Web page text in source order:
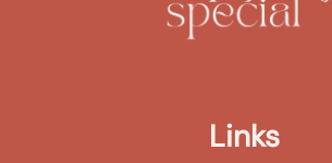
Links